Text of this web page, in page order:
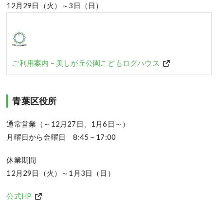
12月29日（火）～3日（日）
ご利用案内 – 美しが丘公園こどもログハウス
青葉区役所
通常営業（～12月27日、1月6日～）
月曜日から金曜日 8:45－17:00
休業期間
12月29日（火）～1月3日（日）
公式HP